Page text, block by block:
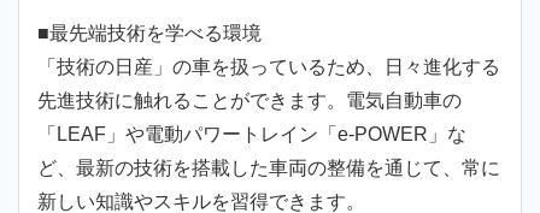
■最先端技術を学べる環境
「技術の日産」の車を扱っているため、日々進化する
先進技術に触れることができます。電気自動車の
「LEAF」や電動パワートレイン「e-POWER」な
ど、最新の技術を搭載した車両の整備を通じて、常に
新しい知識やスキルを習得できます。